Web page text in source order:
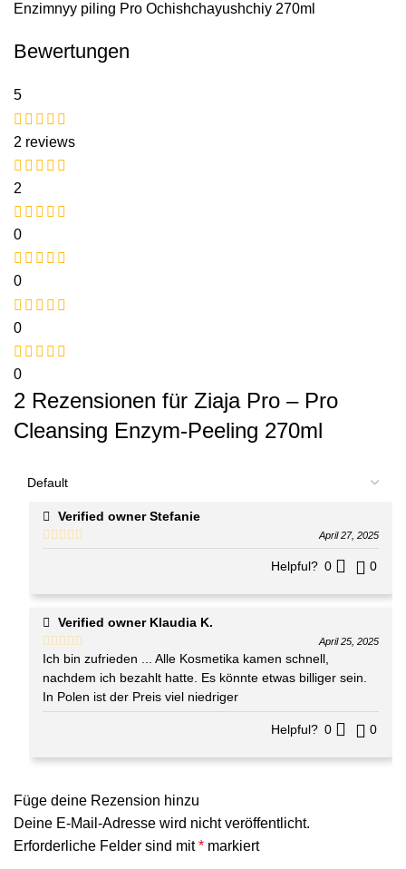
Enzimnyy piling Pro Ochishchayushchiy 270ml
Bewertungen
5
2 reviews
2
0
0
0
0
2 Rezensionen für Ziaja Pro – Pro
Cleansing Enzym-Peeling 270ml
Verified ownerStefanie
April 27, 2025
Helpful? 0 0
Verified owner Klaudia K.
April 25, 2025
Ich bin zufrieden ... Alle Kosmetika kamen schnell,
nachdem ich bezahlt hatte. Es könnte etwas billiger sein.
In Polen ist der Preis viel niedriger
Helpful? 0 0
Füge deine Rezension hinzu
Deine E-Mail-Adresse wird nicht veröffentlicht.
Erforderliche Felder sind mit* markiert